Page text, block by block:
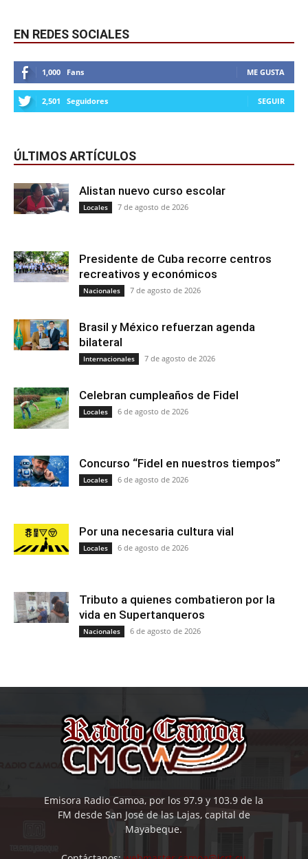
EN REDES SOCIALES
1,000 Fans ME GUSTA
2,501 Seguidores SEGUIR
ÚLTIMOS ARTÍCULOS
Alistan nuevo curso escolar
Locales 7 de agosto de 2026
Presidente de Cuba recorre centros
recreativos y económicos
Nacionales 7 de agosto de 2026
Brasil y México refuerzan agenda
bilateral
Internacionales 7 de agosto de 2026
Celebran cumpleaños de Fidel
Locales 6 de agosto de 2026
Concurso “Fidel en nuestros tiempos”
Locales 6 de agosto de 2026
Por una necesaria cultura vial
Locales 6 de agosto de 2026
Tributo a quienes combatieron por la
vida en Supertanqueros
Nacionales 6 de agosto de 2026
Emisora Radio Camoa, por los 97.9 y 103.9 de la
FM desde San José de las Lajas, capital de
Mayabeque.